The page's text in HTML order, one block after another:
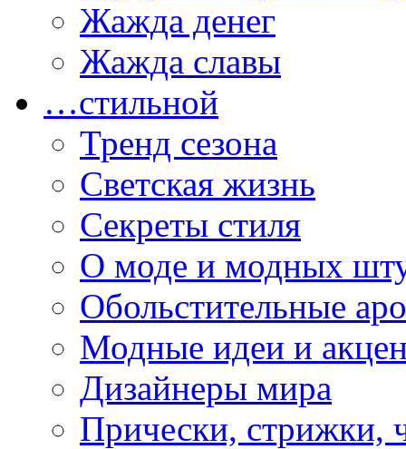
Жажда денег
Жажда славы
…стильной
Тренд сезона
Светская жизнь
Секреты стиля
О моде и модных
Обольстительные
Модные идеи и
Дизайнеры мира
Прически, стрижки,